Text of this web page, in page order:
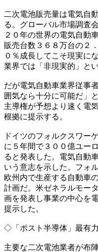
二次電池販売量は電気自
る。グローバル市場調査
２０年の世界の電気自動
販売台数３６８万台の２
０％成長してこそ現実に
業界では「非現実的」と
だが電気自動車業界従事
囲気なら十分に可能だ」
主導権が予想より速く電
根拠に提示する。
ドイツのフォルクスワー
に５年間で３００億ユー
ると発表した。電気自動
いう意志を示した。フォ
欧州内で生産する自動車
計画だ。米ゼネラルモー
画を発表し事業の中心を
提示した。
◇「ポスト半導体」最有力
主要な二次電池業者が布